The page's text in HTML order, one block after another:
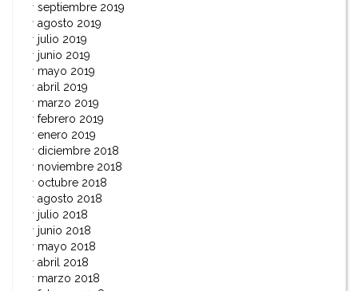
septiembre 2019
agosto 2019
julio 2019
junio 2019
mayo 2019
abril 2019
marzo 2019
febrero 2019
enero 2019
diciembre 2018
noviembre 2018
octubre 2018
agosto 2018
julio 2018
junio 2018
mayo 2018
abril 2018
marzo 2018